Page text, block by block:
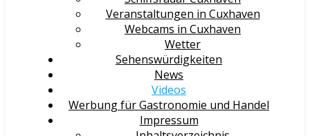
Veranstaltungen in Cuxhaven
Webcams in Cuxhaven
Wetter
Sehenswürdigkeiten
News
Videos
Werbung für Gastronomie und Handel
Impressum